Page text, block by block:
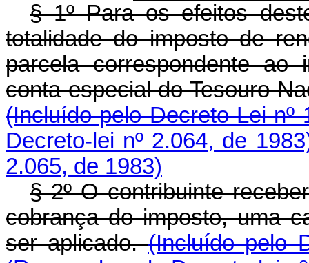
§ 1º Para os efeitos
totalidade do imposto de
parcela correspondente ao
conta especial do Tesouro
(Incluído pelo Decreto-Lei nº
Decreto-lei nº 2.064, de
2.065, de 1983)
§ 2º O contribuinte
cobrança do imposto, uma
ser aplicado.(Incluído pelo